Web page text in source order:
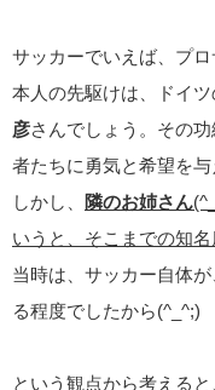
サッカーでいえば、プ
本人の先駆けは、ドイ
彦さんでしょう。その
者たちに勇気と希望を与
しかし、
隣のお姉さん
いうと、そこまでの知名
当時は、サッカー自体
る程度でしたから(^_^;)
という観点から考えると